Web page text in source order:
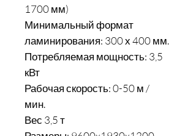
1700 мм)
Минимальный формат
ламинирования: 300 х 400 мм.
Потребляемая мощность: 3,5
кВт
Рабочая скорость: 0-50 м /
мин.
Вес 3,5 т